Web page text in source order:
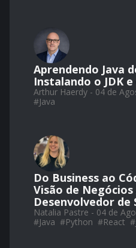
Aprendendo Java
Instalando o JDK
Arthur Haerdy - 04 de
#Java
Do Business ao
Visão de Negócios
Desenvolvedor de
Natalia Pastre - 04 de
#Java #Python #React #